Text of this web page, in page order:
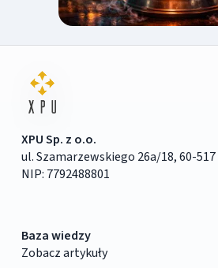
XPU Sp. z o.o.
ul. Szamarzewskiego 26a/18, 60-
NIP: 7792488801
Baza wiedzy
Zobacz artykuły